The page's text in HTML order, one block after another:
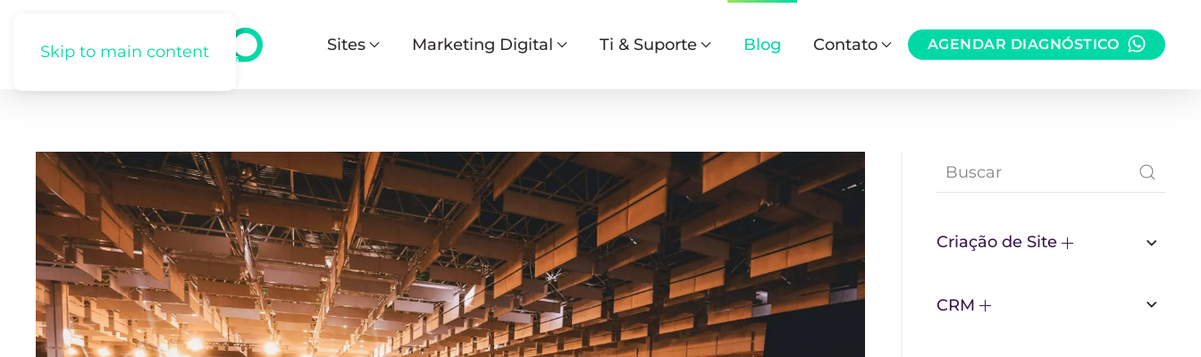
Skip to main content Sites Marketing Digital Ti & Suporte Blog Contato AGENDAR DIAGNÓSTICO
Criação de Site
CRM